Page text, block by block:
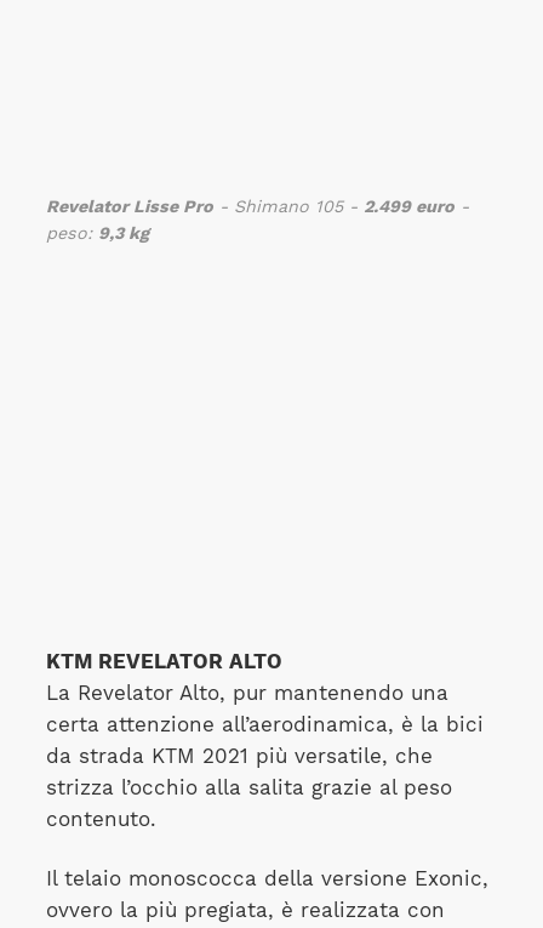
Revelator Lisse Pro- Shimano 105 - 2.499 euro-
peso: 9,3 kg
KTM REVELATOR ALTO
La Revelator Alto, pur mantenendo una
certa attenzione all’aerodinamica, è la bici
da strada KTM 2021 più versatile, che
strizza l’occhio alla salita grazie al peso
contenuto.
Il telaio monoscocca della versione Exonic,
ovvero la più pregiata, è realizzata con